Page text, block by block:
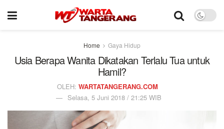
Home Gaya Hidup
Usia Berapa Wanita Dikatakan Terlalu Tua untuk
Hamil?
OLEH: WARTATANGERANG.COM
Selasa, 5 Juni 2018 / 21:25 WIB